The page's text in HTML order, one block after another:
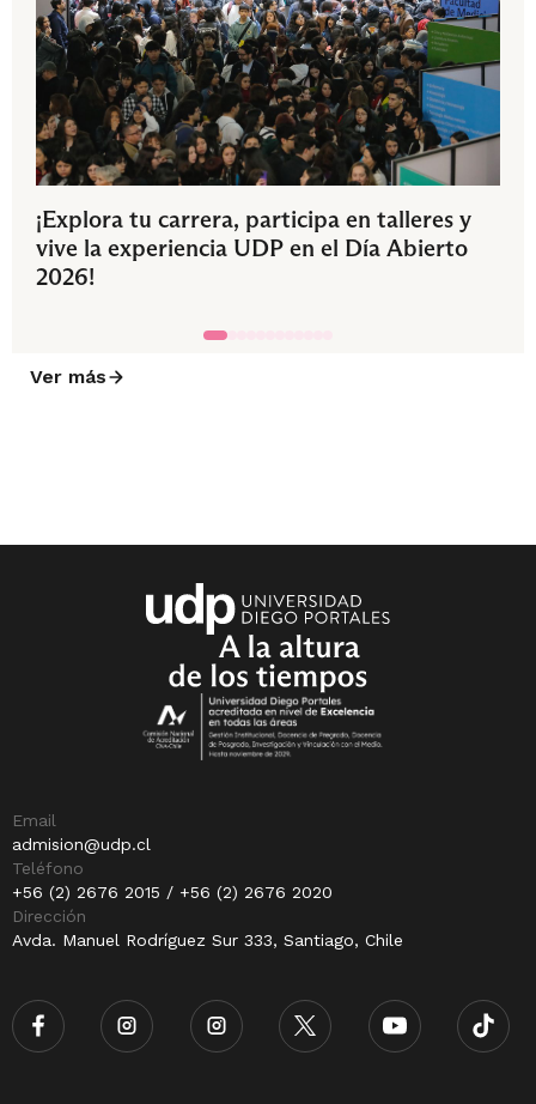
¡Explora tu carrera, participa en talleres y
vive la experiencia UDP en el Día Abierto
2026!
Ver más
Email
admision@udp.cl
Teléfono
+56 (2) 2676 2015 / +56 (2) 2676 2020
Dirección
Avda. Manuel Rodríguez Sur 333, Santiago, Chile